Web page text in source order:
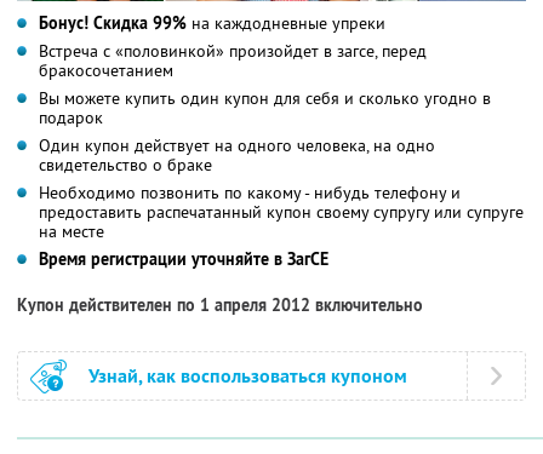
Бонус! Скидка 99% на каждодневные упреки
Встреча с «половинкой» произойдет в загсе, перед
бракосочетанием
Вы можете купить один купон для себя и сколько угодно в
подарок
Один купон действует на одного человека, на одно
свидетельство о браке
Необходимо позвонить по какому - нибудь телефону и
предоставить распечатанный купон своему супругу или супруге
на месте
Время регистрации уточняйте в ЗагСЕ
Купон действителен по 1 апреля 2012 включительно
Узнай, как воспользоваться купоном